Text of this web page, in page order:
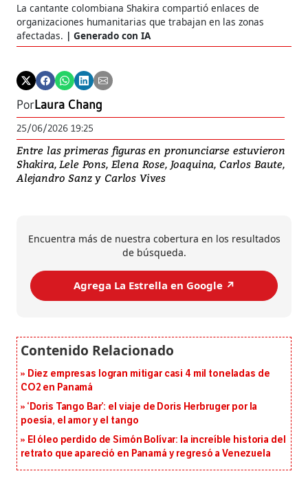
La cantante colombiana Shakira compartió enlaces de
organizaciones humanitarias que trabajan en las zonas
afectadas.
Generado con IA
PorLaura Chang
25/06/2026 19:25
Entre las primeras figuras en pronunciarse estuvieron
Shakira, Lele Pons, Elena Rose, Joaquina, Carlos Baute,
Alejandro Sanz y Carlos Vives
Encuentra más de nuestra cobertura en los resultados
de búsqueda.
Agrega La Estrella en Google ↗️
Diez empresas logran mitigar casi 4 mil toneladas de
CO2 en Panamá
‘Doris Tango Bar’: el viaje de Doris Herbruger por la
poesía, el amor y el tango
El óleo perdido de Simón Bolívar: la increíble historia del
retrato que apareció en Panamá y regresó a Venezuela